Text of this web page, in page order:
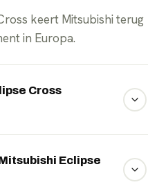
keert Mitsubishi terug
in Europa.
Cross
Scénic E-Tech.
Eclipse